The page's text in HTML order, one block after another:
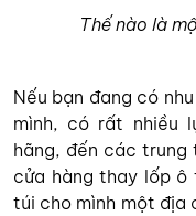
Thế nào là
Nếu bạn đang có
mình, có rất nhiều
hãng, đến các
cửa hàng thay lốp ô
túi cho mình một địa